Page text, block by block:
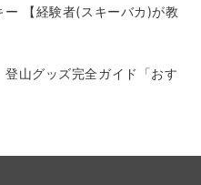
ー 【経験者(スキーバカ)が教
登山グッズ完全ガイド「おす